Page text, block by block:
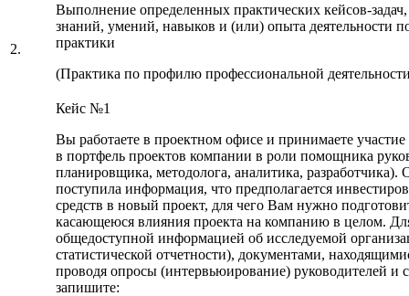
2.
Выполнение определенных практических кейсов-
знаний, умений, навыков и (или) опыта деятельности
практики
(Практика по профилю профессиональной
Кейс №1
Вы работаете в проектном офисе и принимаете
в портфель проектов компании в роли помощника
планировщика, методолога, аналитика,
поступила информация, что предполагается
средств в новый проект, для чего Вам нужно
касающеюся влияния проекта на компанию в целом.
общедоступной информацией об исследуемой
статистической отчетности), документами,
проводя опросы (интервьюирование) руководителей и
запишите: